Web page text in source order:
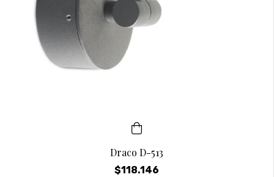
Draco D-513
$118.146